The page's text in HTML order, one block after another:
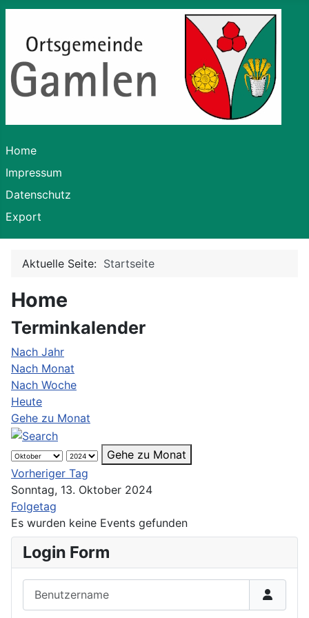
Home
Impressum
Datenschutz
Export
Aktuelle Seite: Startseite
Home
Terminkalender
Nach Jahr
Nach Monat
Nach Woche
Heute
Gehe zu Monat
Gehe zu Monat
Vorheriger Tag
Sonntag, 13. Oktober 2024
Folgetag
Es wurden keine Events gefunden
Login Form